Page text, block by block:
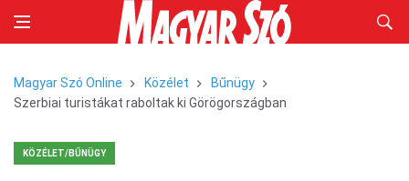
Magyar Szó Online Közélet
Bűnügy
Szerbiai turistákat raboltak ki Görögországban
KÖZÉLET/BŰNÜGY